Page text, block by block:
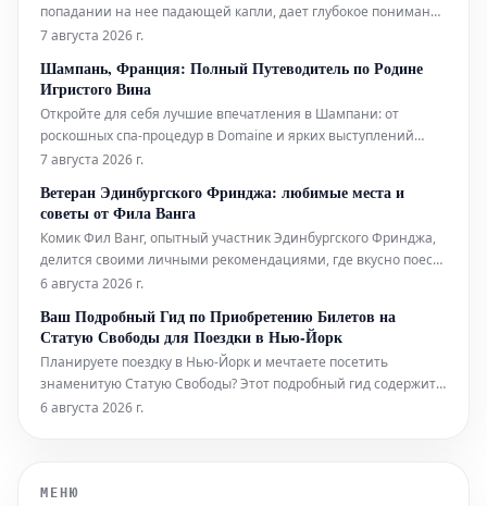
попадании на нее падающей капли, дает глубокое понимание
эрозионной мощи воды.
7 августа 2026 г.
Шампань, Франция: Полный Путеводитель по Родине
Игристого Вина
Откройте для себя лучшие впечатления в Шампани: от
роскошных спа-процедур в Domaine и ярких выступлений
живого хип-хопа до уникальных дегустаций на речных судах.
остановиться в этом легендарном регионе.
7 августа 2026 г.
Ветеран Эдинбургского Фринджа: любимые места и
советы от Фила Ванга
Комик Фил Ванг, опытный участник Эдинбургского Фринджа,
делится своими личными рекомендациями, где вкусно поесть
и выпить во время фестиваля в этом году. Он также указывает
забронировать.
6 августа 2026 г.
Ваш Подробный Гид по Приобретению Билетов на
Статую Свободы для Поездки в Нью-Йорк
Планируете поездку в Нью-Йорк и мечтаете посетить
знаменитую Статую Свободы? Этот подробный гид содержит
всю необходимую информацию, которая поможет вам легко
6 августа 2026 г.
МЕНЮ